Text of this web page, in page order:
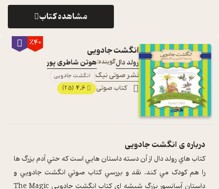
مشاهده کتاب
٪40
انگشت جادویی
رولد دالگوینده:هوتن شاطری پور
نشر صوتی نیک
انگشت جادویی
کتاب صوتی 4.6
(25)
درباره ی انگشت جادویی
کتاب هاي رولد دال از آن دسته داستان هايي است که حتي آدم بزرگ ها
را هم کودک مي کند. نقد و بررسي کتاب صوتي انگشت جادويي و
داستان آسانسور بزرگ شيشه اي کتاب انگشت جادويي The Magic